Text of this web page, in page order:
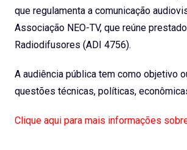
que regulamenta a comunicação
Associação NEO-TV, que reúne
Radiodifusores (ADI 4756).
A audiência pública tem como objetivo
questões técnicas, políticas,
Clique aqui para mais informações